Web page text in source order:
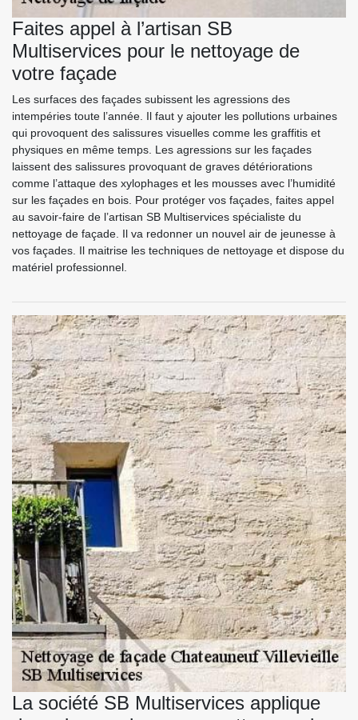
Faites appel à l’artisan SB
Multiservices pour le nettoyage de
votre façade
Les surfaces des façades subissent les agressions des
intempéries toute l’année. Il faut y ajouter les pollutions urbaines
qui provoquent des salissures visuelles comme les graffitis et
physiques en même temps. Les agressions sur les façades
laissent des salissures provoquant de graves détériorations
comme l’attaque des xylophages et les mousses avec l’humidité
sur les façades en bois. Pour protéger vos façades, faites appel
au savoir-faire de l’artisan SB Multiservices spécialiste du
nettoyage de façade. Il va redonner un nouvel air de jeunesse à
vos façades. Il maitrise les techniques de nettoyage et dispose du
matériel professionnel.
La société SB Multiservices applique